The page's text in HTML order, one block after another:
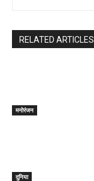
RELATED ARTICLES
मनोरंजन
दुनिया